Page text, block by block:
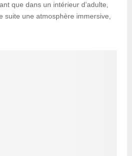
que dans un intérieur d’adulte,
suite une atmosphère immersive,